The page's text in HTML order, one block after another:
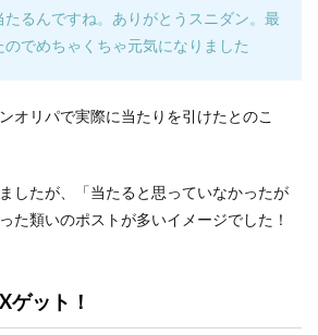
るんですね。ありがとうスニダン。 最
でめちゃくちゃ元気になりました
オリパで実際に当たりを引けたとのこ
したが、「当たると思っていなかったが
た類いのポストが多いイメージでした！
ゲット！